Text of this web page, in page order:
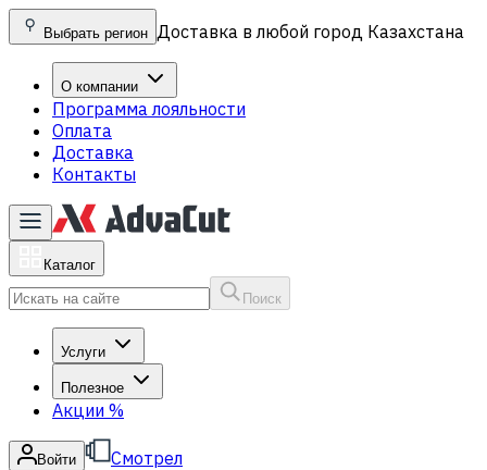
Выбрать регион Доставка в любой город Казахстана
О компании
Программа лояльности
Оплата
Доставка
Контакты
Каталог
Поиск
Услуги
Полезное
Акции %
Войти Смотрел